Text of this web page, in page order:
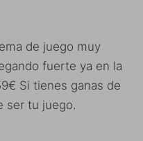
de juego muy
fuerte ya en la
Si tienes ganas de
ser tu juego.